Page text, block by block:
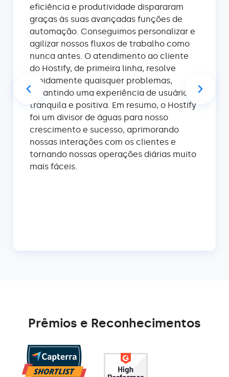
eficiência e produtividade dispararam
graças às suas avançadas funções de
automação. Conseguimos personalizar e
agilizar nossos fluxos de trabalho como
nunca antes. O atendimento ao cliente
do Hostify, de primeira linha, resolve
rapidamente quaisquer problemas,
garantindo uma experiência de usuário
tranquila e positiva. Em resumo, o Hostify
foi um divisor de águas para nosso
crescimento e sucesso, aprimorando
nossas interações com os clientes e
tornando nossas operações diárias muito
mais fáceis.
Prêmios e Reconhecimentos